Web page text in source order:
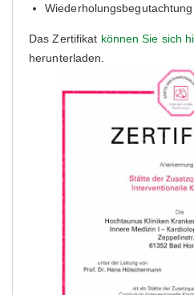
Das Zertifikat können Sie sich
herunterladen.